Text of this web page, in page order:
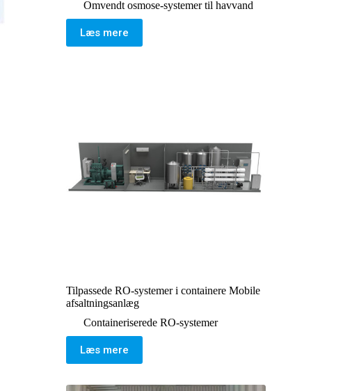
Omvendt osmose-systemer til havvand
Læs mere
Tilpassede RO-systemer i containere Mobile
afsaltningsanlæg
Containeriserede RO-systemer
Læs mere